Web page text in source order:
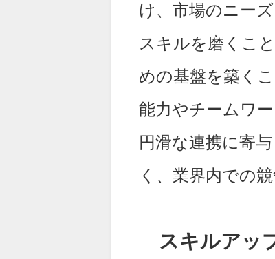
け、市場のニー
スキルを磨くこ
めの基盤を築く
能力やチームワ
円滑な連携に寄
く、業界内での
スキルアッ